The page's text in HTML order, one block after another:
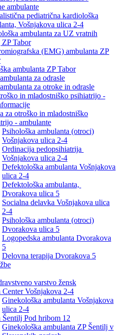
ambulante
pediatrična kardiološka
Vošnjakova ulica 2-4
ambulanta za UZ vratnih
ZP Tabor
(EMG) ambulanta ZP
ambulanta ZP Tabor
za odrasle
za otroke in odrasle
in mladostniško psihiatrijo -
za otroško in mladostniško
- ambulante
Psihološka ambulanta (otroci)
Vošnjakova ulica 2-4
Ordinacija pedopsihiatrija
Vošnjakova ulica 2-4
Defektološka ambulanta Vošnjakova
ulica 2-4
Defektološka ambulanta,
Dvorakova ulica 5
Socialna delavka Vošnjakova ulica
2-4
Psihološka ambulanta (otroci)
Dvorakova ulica 5
Logopedska ambulanta Dvorakova
5
Delovna terapija Dvorakova 5
varstvo žensk
Center Vošnjakova 2-4
Ginekološka ambulanta Vošnjakova
ulica 2-4
Šentilj Pod hribom 12
Ginekološka ambulanta ZP Šentilj v